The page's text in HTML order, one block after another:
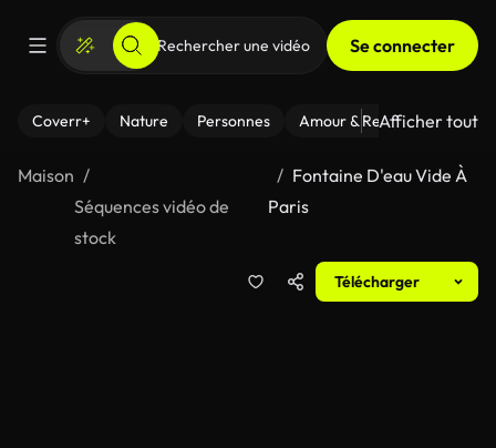
Se connecter
Coverr+ Nature Personnes Amour & Relations Le
Afficher tout
Maison
Séquences vidéo de
stock
Fontaine D'eau Vide À
Paris
Télécharger